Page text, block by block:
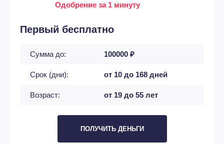
Одобрение за 1 минуту
Первый бесплатно
Сумма до: 100000 ₽
Срок (дни): от 10 до 168 дней
Возраст: от 19 до 55 лет
ПОЛУЧИТЬ ДЕНЬГИ